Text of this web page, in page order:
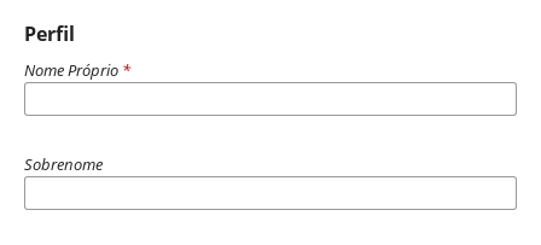
Perfil
Nome Próprio *
Sobrenome